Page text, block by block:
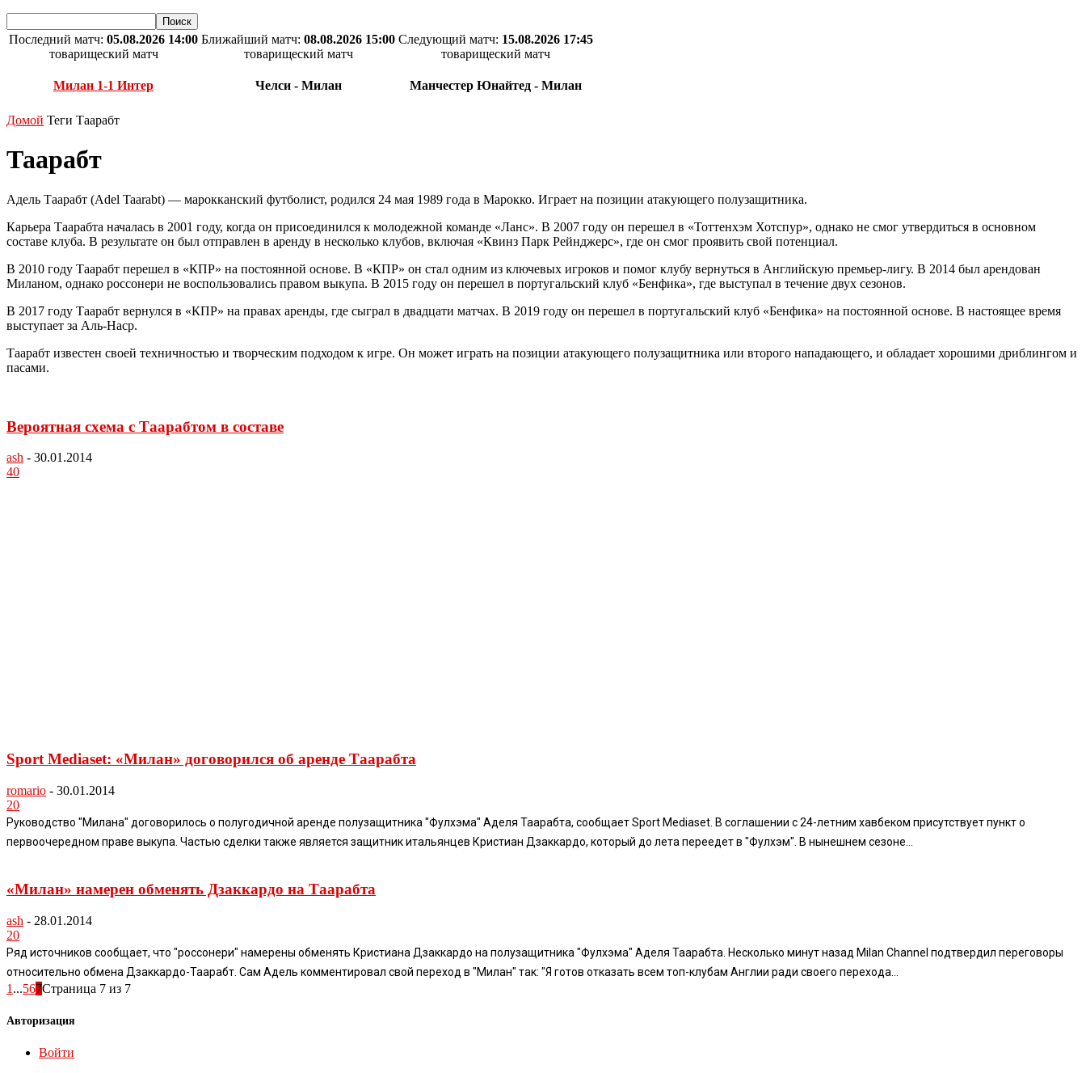
Последний матч: 05.08.2026 14:00
товарищеский матч
Милан 1-1 Интер
Ближайший матч: 08.08.2026 15:00
товарищеский матч
Челси - Милан
Следующий матч: 15.08.2026 17:45
товарищеский матч
Манчестер Юнайтед - Милан
Домой Теги Таарабт
Таарабт
Адель Таарабт (Adel Taarabt) — марокканский футболист, родился 24 мая 1989 года в Марокко. Играет на позиции атакующего полузащитника.
Карьера Таарабта началась в 2001 году, когда он присоединился к молодежной команде «Ланс». В 2007 году он перешел в «Тоттенхэм Хотспур», однако не смог утвердиться в основном
составе клуба. В результате он был отправлен в аренду в несколько клубов, включая «Квинз Парк Рейнджерс», где он смог проявить свой потенциал.
В 2010 году Таарабт перешел в «КПР» на постоянной основе. В «КПР» он стал одним из ключевых игроков и помог клубу вернуться в Английскую премьер-лигу. В 2014 был арендован
Миланом, однако россонери не воспользовались правом выкупа. В 2015 году он перешел в португальский клуб «Бенфика», где выступал в течение двух сезонов.
В 2017 году Таарабт вернулся в «КПР» на правах аренды, где сыграл в двадцати матчах. В 2019 году он перешел в португальский клуб «Бенфика» на постоянной основе. В настоящее время
выступает за Аль-Наср.
Таарабт известен своей техничностью и творческим подходом к игре. Он может играть на позиции атакующего полузащитника или второго нападающего, и обладает хорошими дриблингом и
пасами.
Вероятная схема с Таарабтом в составе
ash - 30.01.2014
40
Sport Mediaset: «Милан» договорился об аренде Таарабта
romario - 30.01.2014
20
Руководство "Милана" договорилось о полугодичной аренде полузащитника "Фулхэма" Аделя Таарабта, сообщает Sport Mediaset. В соглашении с 24-летним хавбеком присутствует пункт о
первоочередном праве выкупа. Частью сделки также является защитник итальянцев Кристиан Дзаккардо, который до лета переедет в "Фулхэм". В нынешнем сезоне...
«Милан» намерен обменять Дзаккардо на Таарабта
ash - 28.01.2014
20
Ряд источников сообщает, что "россонери" намерены обменять Кристиана Дзаккардо на полузащитника "Фулхэма" Аделя Таарабта. Несколько минут назад Milan Channel подтвердил переговоры
относительно обмена Дзаккардо-Таарабт. Сам Адель комментировал свой переход в "Милан" так: "Я готов отказать всем топ-клубам Англии ради своего перехода...
1 ...567Страница 7 из 7
Авторизация
Войти